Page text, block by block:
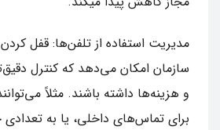
مدیریت استفاده از تلفن‌ها: قفل
سازمان امکان می‌دهد که کنترل
و هزینه‌ها داشته باشند. مثلاً
برای تماس‌های داخلی، یا به